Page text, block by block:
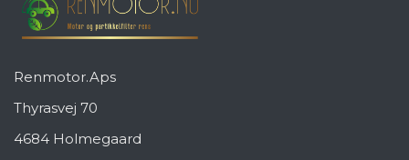
Renmotor.Aps
Thyrasvej 70
4684 Holmegaard